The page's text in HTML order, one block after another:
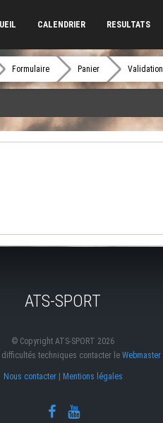
CALENDRIER RESULTATS
Formulaire Panier Validation
ATS-SPORT
© Copyright ATS-SPORT 2026
difficultés techniques contacter le Webmaster
Nous contacter| Mentions légales